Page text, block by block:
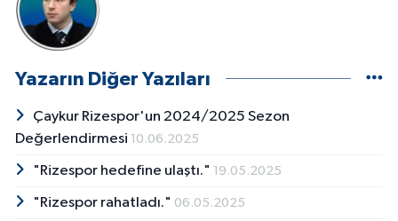
Yazarın Diğer Yazıları
Çaykur Rizespor'un 2024/2025 Sezon
Değerlendirmesi 10.06.2025
"Rizespor hedefine ulaştı." 19.05.2025
"Rizespor rahatladı." 06.05.2025